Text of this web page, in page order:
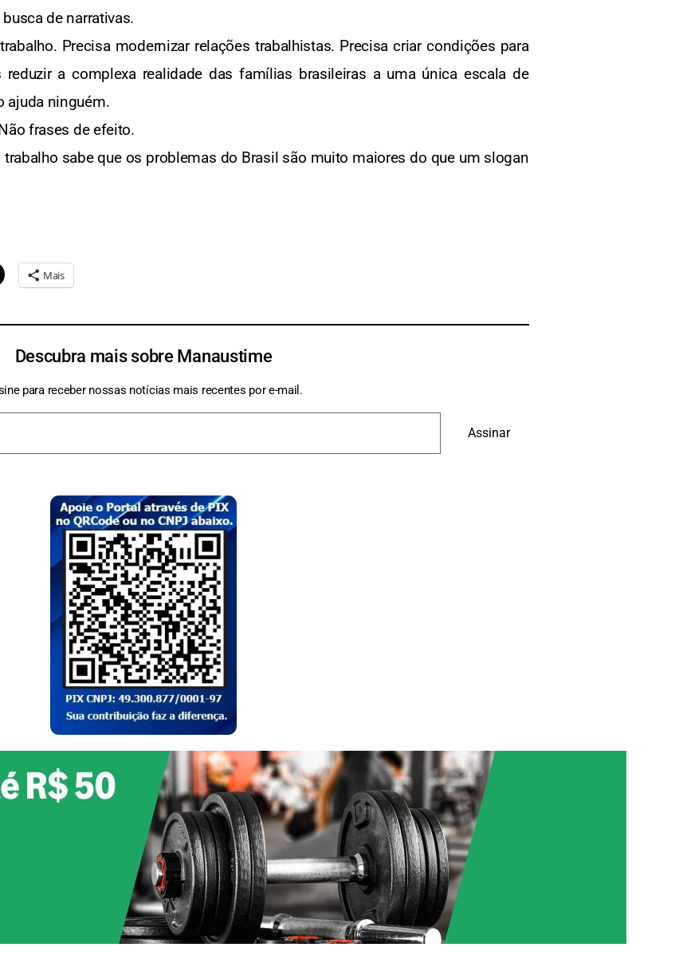
de narrativas.
Precisa modernizar relações trabalhistas. Precisa criar condições para
a complexa realidade das famílias brasileiras a uma única escala de
ajuda ninguém.
frases de efeito.
sabe que os problemas do Brasil são muito maiores do que um slogan
Mais
Descubra mais sobre Manaustime
para receber nossas notícias mais recentes por e-mail.
Assinar